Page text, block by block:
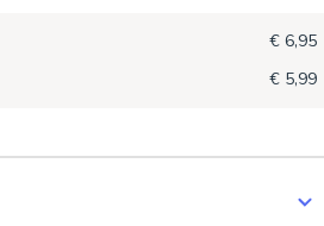
€ 6,95
€ 5,99